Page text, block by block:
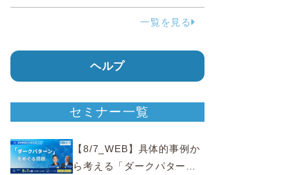
38.0％占める…国民生活セ
一覧を見る
ヘルプ
セミナー一覧
【8/7_WEB】具体的事例か
ら考える「ダークパター